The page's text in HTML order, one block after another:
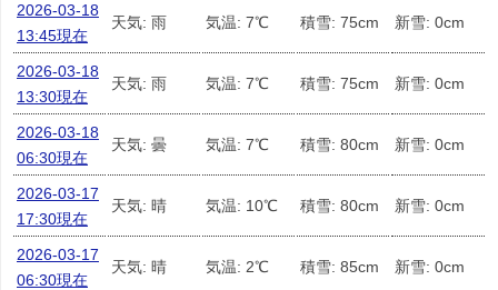
2026-03-18
13:45現在
天気: 雨 気温: 7℃ 積雪: 75cm 新雪: 0cm
2026-03-18
13:30現在
天気: 雨 気温: 7℃ 積雪: 75cm 新雪: 0cm
2026-03-18
06:30現在
天気: 曇 気温: 7℃ 積雪: 80cm 新雪: 0cm
2026-03-17
17:30現在
天気: 晴 気温: 10℃ 積雪: 80cm 新雪: 0cm
2026-03-17
06:30現在
天気: 晴 気温: 2℃ 積雪: 85cm 新雪: 0cm